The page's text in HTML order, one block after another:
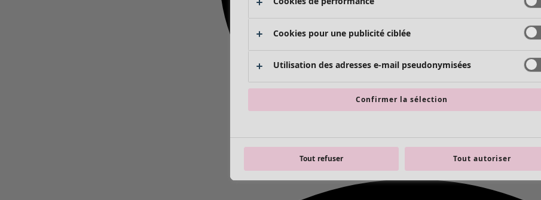
Cookies pour une publicité ciblée
Utilisation des adresses e-mail pseudonymisées
Confirmer la sélection
Tout refuser Tout autoriser